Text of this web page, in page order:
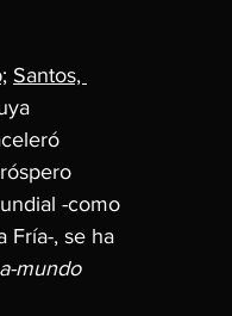
Santos,
-como
Fría-, se ha
mundo